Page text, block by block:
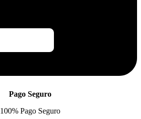
Pago Seguro
100% Pago Seguro